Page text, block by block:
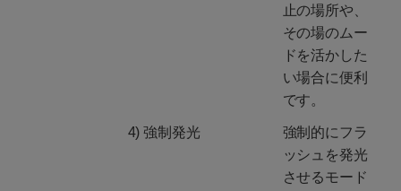
止の場所や、
その場のムー
ドを活かした
い場合に便利
です。
4) 強制発光
強制的にフラ
ッシュを発光
させるモード